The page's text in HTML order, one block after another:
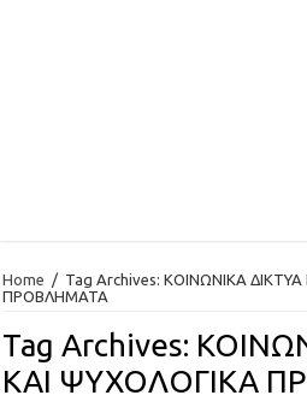
Home / Tag Archives: ΚΟΙΝΩΝΙΚΑ
ΠΡΟΒΛΗΜΑΤΑ
Tag Archives:
ΚΑΙ ΨΥΧΟΛΟΓΙΚΑ